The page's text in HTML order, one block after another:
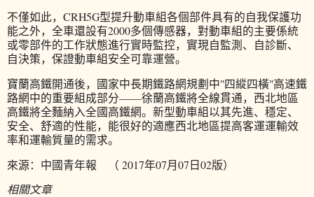
不僅如此，CRH5G型提升動車組各個部件具有的自我保護功
能之外，全車還設有2000多個傳感器，對動車組的主要係統
或零部件的工作狀態進行實時監控，實現自監測、自診斷、
自決策，保證動車組安全可靠運營。
寶蘭高鐵開通後，國家中長期鐵路網規劃中"四縱四橫"高速鐵
路網中的重要組成部分——徐蘭高鐵將全線貫通，西北地區
高鐵將全麵納入全國高鐵網。新型動車組以其先進、穩定、
安全、舒適的性能，能很好的適應西北地區提高客運運輸效
率和運輸質量的需求。
來源：中國青年報 （ 2017年07月07日02版）
相關文章